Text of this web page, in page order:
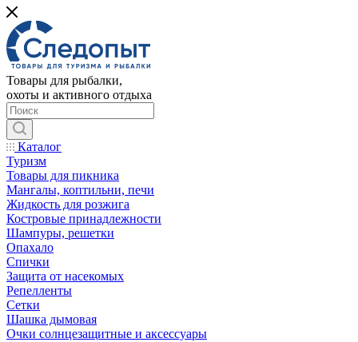
Товары для рыбалки,
охоты и активного отдыха
Каталог
Туризм
Товары для пикника
Мангалы, коптильни, печи
Жидкость для розжига
Костровые принадлежности
Шампуры, решетки
Опахало
Спички
Защита от насекомых
Репелленты
Сетки
Шашка дымовая
Очки солнцезащитные и аксессуары